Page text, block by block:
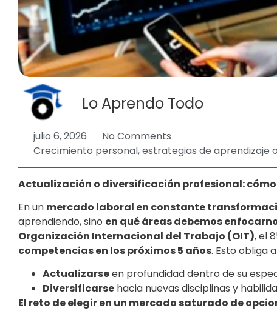
Lo Aprendo Todo
julio 6, 2026
No Comments
Crecimiento personal,estrategias de aprendizaje
Actualización o diversificación profesional:
En un mercado laboral en constante
aprendiendo, sino en qué áreas debemos
Organización Internacional del Trabajo (OIT), el
competencias en los próximos 5 años. Esto obliga
Actualizarseen profundidad dentro de su
Diversificarse hacia nuevas disciplinas y
El reto de elegir en un mercado saturado de